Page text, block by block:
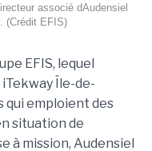
associé dAudensiel
(Crédit EFIS)
EFIS, lequel
Île-de-
qui emploient des
situation de
à mission, Audensiel